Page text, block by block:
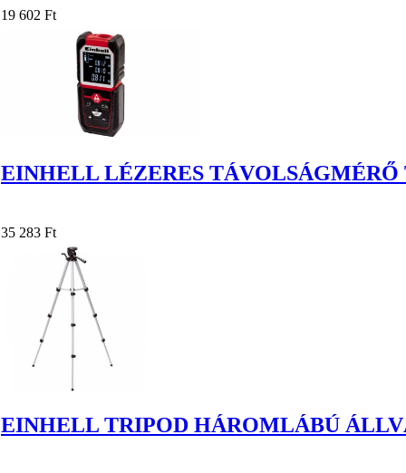
19 602 Ft
EINHELL LÉZERES TÁVOLSÁGMÉRŐ
35 283 Ft
EINHELL TRIPOD HÁROMLÁBÚ